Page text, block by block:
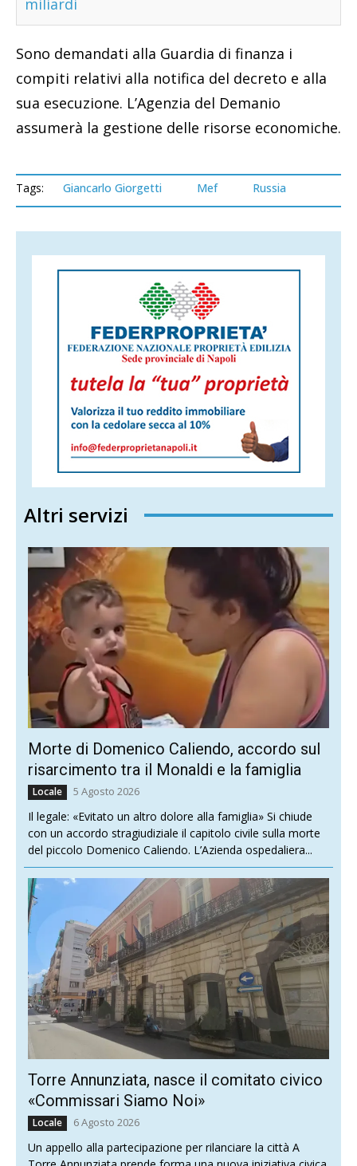
miliardi
Sono demandati alla Guardia di finanza i
compiti relativi alla notifica del decreto e alla
sua esecuzione. L’Agenzia del Demanio
assumerà la gestione delle risorse economiche.
Tags: Giancarlo Giorgetti Mef Russia
Altri servizi
Morte di Domenico Caliendo, accordo sul
risarcimento tra il Monaldi e la famiglia
Locale 5 Agosto 2026
Il legale: «Evitato un altro dolore alla famiglia» Si chiude
con un accordo stragiudiziale il capitolo civile sulla morte
del piccolo Domenico Caliendo. L’Azienda ospedaliera...
Torre Annunziata, nasce il comitato civico
«Commissari Siamo Noi»
Locale 6 Agosto 2026
Un appello alla partecipazione per rilanciare la città A